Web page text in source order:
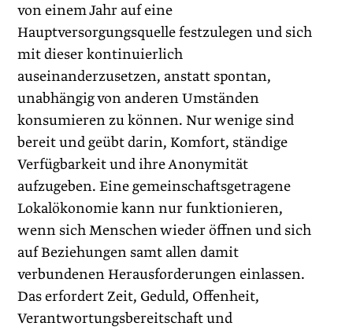
von einem Jahr auf eine
Hauptversorgungsquelle festzulegen und sich
mit dieser kontinuierlich
auseinanderzusetzen, anstatt spontan,
unabhängig von anderen Umständen
konsumieren zu können. Nur wenige sind
bereit und geübt darin, Komfort, ständige
Verfügbar­keit und ihre Anonymität
aufzugeben. Eine gemeinschaftsgetragene
Lokalökonomie kann nur funktionieren,
wenn sich Menschen wieder öffnen und sich
auf Beziehungen samt allen damit
verbundenen Herausforderungen einlassen.
Das erfordert Zeit, Geduld, Offenheit,
Verantwortungsbereitschaft und